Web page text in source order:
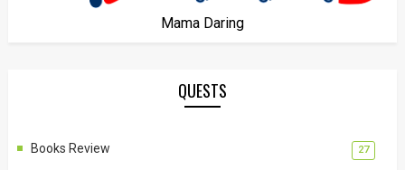
Mama Daring
QUESTS
Books Review 27